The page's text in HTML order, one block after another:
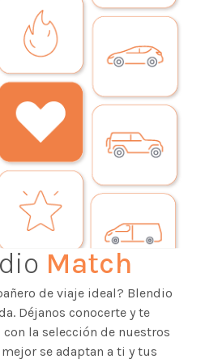
Match
de viaje ideal? Blendio
Déjanos conocerte y te
la selección de nuestros
se adaptan a ti y tus